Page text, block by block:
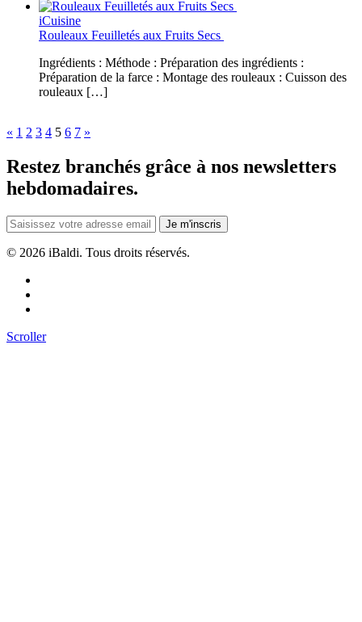
iCuisine
Rouleaux Feuilletés aux Fruits Secs
Ingrédients : Méthode : Préparation des ingrédients :
Préparation de la farce : Montage des rouleaux : Cuisson des
rouleaux […]
« 1 2 3 4 5 6 7 »
Restez branchés grâce à nos newsletters
hebdomadaires.
Je m'inscris
© 2026 iBaldi. Tous droits réservés.
Scroller